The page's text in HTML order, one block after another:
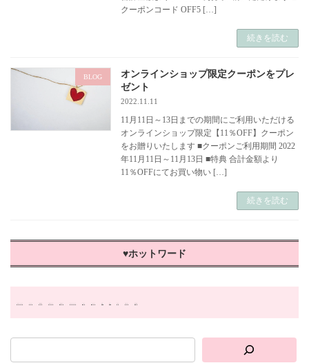
クーポンコード OFF5 […]
続きを読む
BLOG
オンラインショップ限定クーポンをプレ
ゼント
2022.11.11
11月11日～13日までの期間にご利用いただける
オンラインショップ限定【11％OFF】クーポン
をお贈りいたします ■クーポンご利用期間 2022
年11月11日～11月13日 ■特典 合計金額より
11％OFFにてお買い物い […]
続きを読む
♥ホットワード